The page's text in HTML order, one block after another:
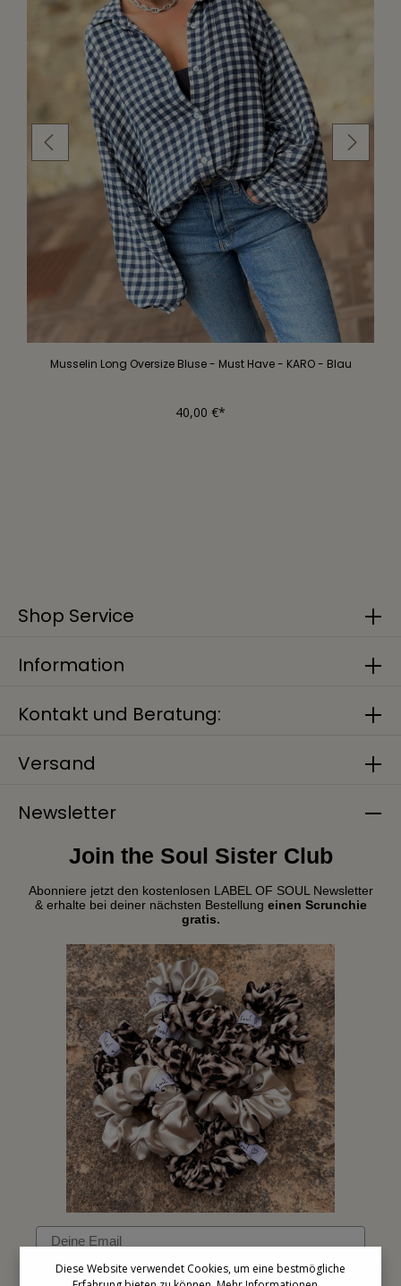
Musselin Long Oversize Bluse - Must Have - KARO - Blau
40,00 €*
Kontakt und Beratung:
Versand
Newsletter
Join the Soul Sister Club
Abonniere jetzt den kostenlosen LABEL OF SOUL Newsletter
& erhalte bei deiner nächsten Bestellung einen Scrunchie
gratis.
Email
Shop Service
Information
Diese Website verwendet Cookies, um eine bestmögliche